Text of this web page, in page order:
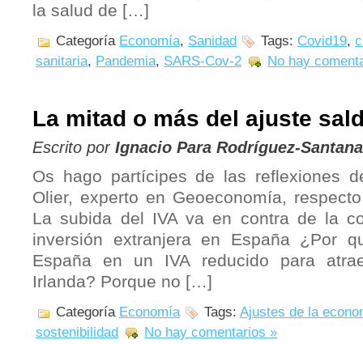
la salud de […]
Categoría Economía, Sanidad Tags: Covid19,
sanitaria, Pandemia, SARS-Cov-2 No hay
La mitad o más del ajuste
Escrito por Ignacio Para Rodríguez-Santana
Os hago partícipes de las reflexiones
Olier, experto en Geoeconomía,
La subida del IVA va en contra de la
inversión extranjera en España ¿Por
España en un IVA reducido para
Irlanda? Porque no […]
Categoría Economía Tags: Ajustes de la
sostenibilidad
No hay comentarios »